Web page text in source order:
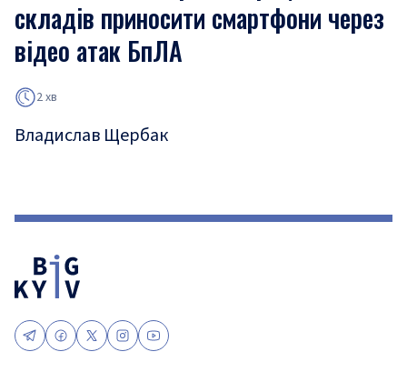
складів приносити смартфони через
відео атак БпЛА
2 хв
Владислав Щербак